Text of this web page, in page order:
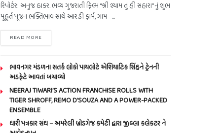
રિપોર્ટર: અનુજ ઠાકર. ભવ્ય ગુજરાતી ફિલ્મ “શ્રી શ્યામ તું હી સહારા”નું શુભ
મુહૂર્ત પૂજન ભક્તિભાવ સાથે આર.ડી ફાર્મ, ગામ –...
READ MORE
ભાવનગર મંડળના સતર્ક લોકો પાયલોટે એશિયાટિક સિંહને ટ્રેનની
અડફેટે આવતાં બચાવ્યો
NEERAJ TIWARI’S ACTION FRANCHISE ROLLS WITH
TIGER SHROFF, REMO D’SOUZA AND A POWER-PACKED
ENSEMBLE
ધારી પત્રકાર સંઘ – અમરેલી બ્રોડગેજ કમેટી દ્વારા જીલ્લા કલેકટર ને